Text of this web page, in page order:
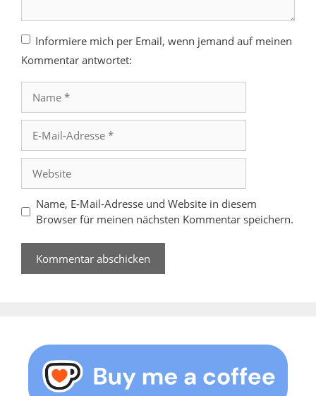
Informiere mich per Email, wenn jemand auf meinen
Kommentar antwortet:
Mail-
Adresse
Name, E-Mail-Adresse und Website in diesem
Browser für meinen nächsten Kommentar speichern.